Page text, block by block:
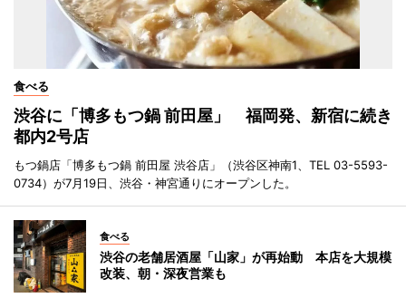
食べる
渋谷に「博多もつ鍋 前田屋」 福岡発、新宿に続き
都内2号店
もつ鍋店「博多もつ鍋 前田屋 渋谷店」（渋谷区神南1、TEL 03-5593-
0734）が7月19日、渋谷・神宮通りにオープンした。
食べる
渋谷の老舗居酒屋「山家」が再始動 本店を大規模
改装、朝・深夜営業も